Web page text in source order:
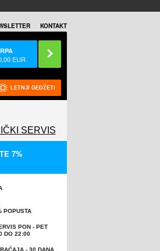
KONTAKT
EUR
LETNJI GEDŽETI
SERVIS
7%
POPUSTA
PON - PET
DO 22:00
- 30 DANA